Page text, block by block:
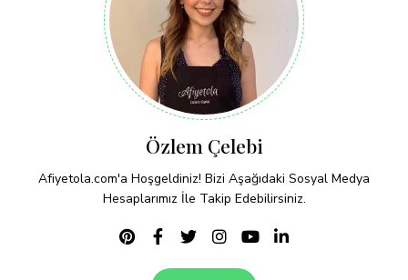
Özlem Çelebi
Afiyetola.com'a Hoşgeldiniz! Bizi Aşağıdaki Sosyal Medya
Hesaplarımız İle Takip Edebilirsiniz.